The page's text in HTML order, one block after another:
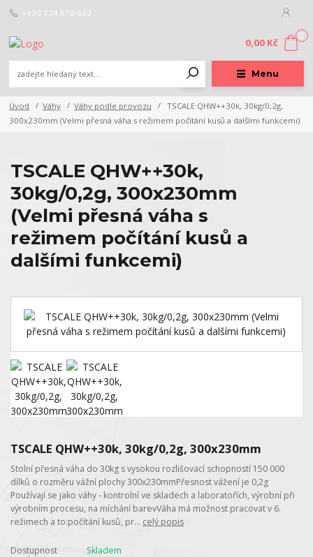
Menu
+420 724 878 662
0
0,00 Kč
Úvod Váhy Váhy podle provozu
TSCALE QHW++30k, 30kg/0,2g,
300x230mm (Velmi přesná váha s režimem počítání kusů a dalšími funkcemi)
TSCALE QHW++30k,
30kg/0,2g, 300x230mm
(Velmi přesná váha s
režimem počítání kusů a
dalšími funkcemi)
TSCALE QHW++30k, 30kg/0,2g, 300x230mm
Stolní přesná váha do 30kg s vysokou rozlišovací schopností 150 000
dílků o rozměru vážní plochy 300x230mmPřesnost vážení je 0,2g
Používají se jako váhy - kontrolní ve skladech a laboratořích, výrobní při
výrobním procesu, na míchání barevVáha má možnost pracovat v 6.
režimech a to:počítání kusů, pr... celý popis
Dostupnost Skladem